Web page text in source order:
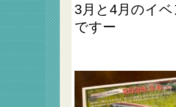
3月と4月のイ
ですー